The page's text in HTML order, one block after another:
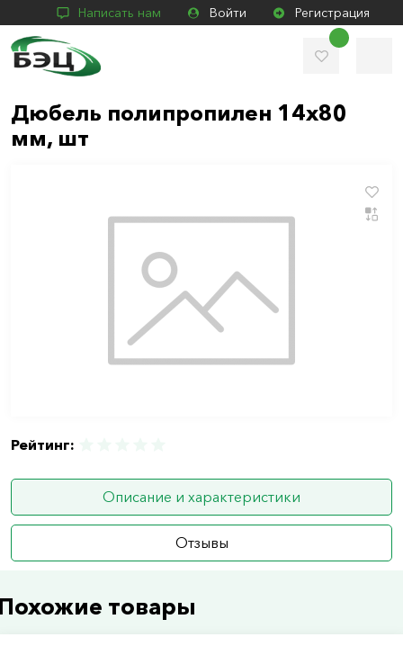
Написать нам Войти Регистрация
Дюбель полипропилен 14х80
мм, шт
Рейтинг:
Описание и характеристики
Отзывы
товары